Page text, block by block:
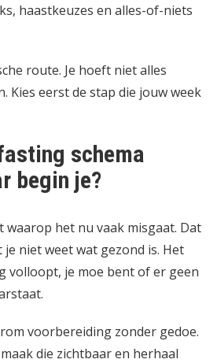
haastkeuzes en alles-of-niets
route. Je hoeft niet alles
Kies eerst de stap die jouw week
schema
begin je?
waarop het nu vaak misgaat. Dat
niet weet wat gezond is. Het
volloopt, je moe bent of er geen
voorbereiding zonder gedoe.
die zichtbaar en herhaal